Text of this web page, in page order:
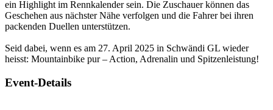
ein Highlight im Rennkalender sein. Die Zuschauer können das
Geschehen aus nächster Nähe verfolgen und die Fahrer bei ihren
packenden Duellen unterstützen.
Seid dabei, wenn es am 27. April 2025 in Schwändi GL wieder
heisst: Mountainbike pur – Action, Adrenalin und Spitzenleistung!
Event-Details